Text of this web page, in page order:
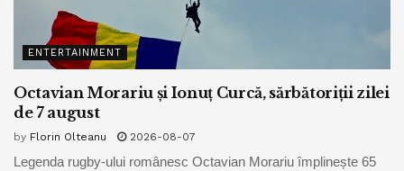
ENTERTAINMENT
Octavian Morariu și Ionuț Curcă, sărbătoriții zilei
de 7 august
by Florin Olteanu 2026-08-07
Legenda rugby-ului românesc Octavian Morariu împlinește 65